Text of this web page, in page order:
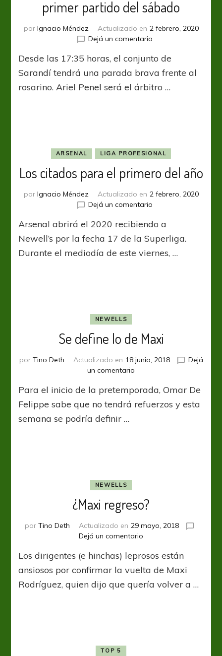
primer partido del sábado
por Ignacio Méndez Actualizado en 2 febrero, 2020
Dejá un comentarioen
Arse
recibe
Newell’s
sábado
Desde las 17:35 horas, el conjunto de
Sarandí tendrá una parada brava frente al
rosarino. Ariel Penel será el árbitro …
ARSENAL LIGA PROFESIONAL
Los citados para el primero del año
por Ignacio Méndez Actualizado en 2 febrero, 2020
Dejá un comentarioen
citados
para
el
primero
Arsenal abrirá el 2020 recibiendo a
Newell’s por la fecha 17 de la Superliga.
Durante el mediodía de este viernes, …
NEWELLS
Se define lo de Maxi
por Tino Deth Actualizado en 18 junio, 2018
Dejá
un comentario
define
lo
Para el inicio de la pretemporada, Omar De
Felippe sabe que no tendrá refuerzos y esta
semana se podría definir …
NEWELLS
¿Maxi regreso?
por Tino Deth Actualizado en 29 mayo, 2018
Dejá un comentario
regreso?
Los dirigentes (e hinchas) leprosos están
ansiosos por confirmar la vuelta de Maxi
Rodríguez, quien dijo que quería volver a …
TOP 5